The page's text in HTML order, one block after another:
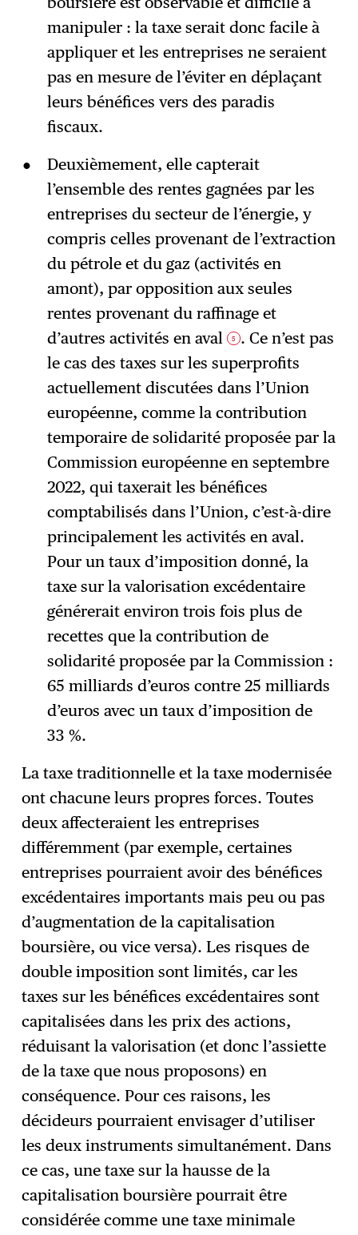
manipuler : la taxe serait donc facile à
appliquer et les entreprises ne seraient
pas en mesure de l’éviter en déplaçant
leurs bénéfices vers des paradis
fiscaux.
Deuxièmement, elle capterait
l’ensemble des rentes gagnées par les
entreprises du secteur de l’énergie, y
compris celles provenant de l’extraction
du pétrole et du gaz (activités en
amont), par opposition aux seules
rentes provenant du raffinage et
d’autres activités en aval
5 . Ce n’est pas
le cas des taxes sur les superprofits
actuellement discutées dans l’Union
européenne, comme la contribution
temporaire de solidarité proposée par la
Commission européenne en septembre
2022, qui taxerait les bénéfices
comptabilisés dans l’Union, c’est-à-dire
principalement les activités en aval.
Pour un taux d’imposition donné, la
taxe sur la valorisation excédentaire
générerait environ trois fois plus de
recettes que la contribution de
solidarité proposée par la Commission :
65 milliards d’euros contre 25 milliards
d’euros avec un taux d’imposition de
33 %.
La taxe traditionnelle et la taxe modernisée
ont chacune leurs propres forces. Toutes
deux affecteraient les entreprises
différemment (par exemple, certaines
entreprises pourraient avoir des bénéfices
excédentaires importants mais peu ou pas
d’augmentation de la capitalisation
boursière, ou vice versa). Les risques de
double imposition sont limités, car les
taxes sur les bénéfices excédentaires sont
capitalisées dans les prix des actions,
réduisant la valorisation (et donc l’assiette
de la taxe que nous proposons) en
conséquence. Pour ces raisons, les
décideurs pourraient envisager d’utiliser
les deux instruments simultanément. Dans
ce cas, une taxe sur la hausse de la
capitalisation boursière pourrait être
considérée comme une taxe minimale